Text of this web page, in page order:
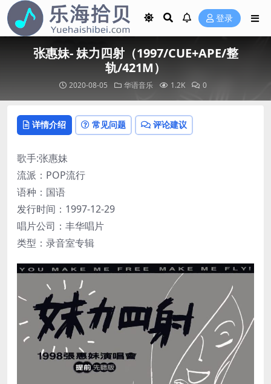
登录
张惠妹- 妹力四射（1997/CUE+APE/整
轨/421M）
2020-08-05 华语音乐 1.2K 0
详情介绍 常见问题 评论建议
歌手:张惠妹
流派：POP流行
语种：国语
发行时间：1997-12-29
唱片公司：丰华唱片
类型：录音室专辑